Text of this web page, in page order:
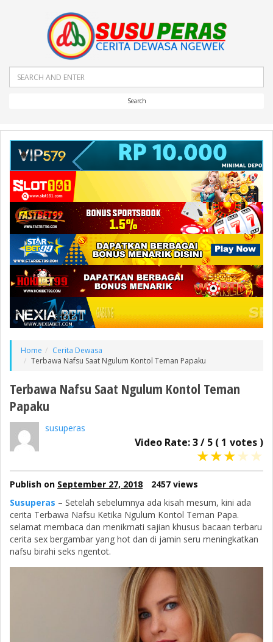
Search
Home
Cerita Dewasa
Terbawa Nafsu Saat Ngulum Kontol Teman Papaku
Terbawa Nafsu Saat Ngulum Kontol Teman
Papaku
susuperas
Video Rate:3/ 5 ( 1 votes )
★★★★★
Publish on September 27, 2018
2457 views
Susuperas – Setelah sebelumnya ada kisah mesum, kini ada
cerita Terbawa Nafsu Ketika Ngulum Kontol Teman Papa.
selamat membaca dan menikmati sajian khusus bacaan terbaru
cerita sex bergambar yang hot dan di jamin seru meningkatkan
nafsu birahi seks ngentot.